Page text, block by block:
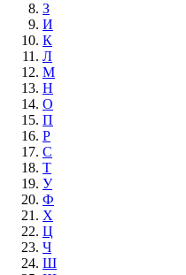
З
И
К
Л
М
Н
О
П
Р
С
Т
У
Ф
Х
Ц
Ч
Ш